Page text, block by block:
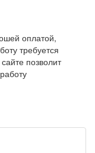
оплатой,
требуется
позволит